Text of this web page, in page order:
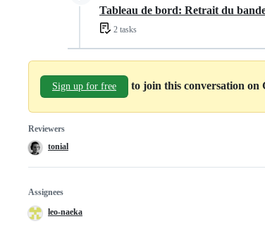
Tableau de bord: Retrait du
2 tasks
Sign up for free to join this conversation on
Reviewers
tonial
Assignees
leo-naeka